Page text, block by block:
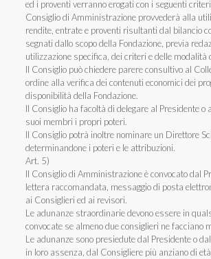
ed i proventi verranno erogati con i seguenti
Consiglio di Amministrazione provvederà alla
rendite, entrate e proventi risultanti dal bilancio
segnati dallo scopo della Fondazione, previa
utilizzazione specifica, dei criteri e delle modalità
Il Consiglio può chiedere parere consultivo al
ordine alla verifica dei contenuti economici dei
disponibilità della Fondazione.
Il Consiglio ha facoltà di delegare al Presidente o
suoi membri i propri poteri.
Il Consiglio potrà inoltre nominare un Direttore
determinandone i poteri e le attribuzioni.
Art. 5)
Il Consiglio di Amministrazione è convocato dal
lettera raccomandata, messaggio di posta
ai Consiglieri ed ai revisori.
Le adunanze straordinarie devono essere in
convocate se almeno due consiglieri ne facciano
Le adunanze sono presiedute dal Presidente o
in loro assenza, dal Consigliere più anziano di